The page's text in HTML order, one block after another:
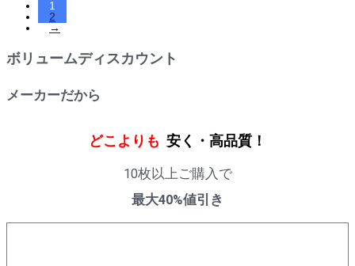
1
2
→
ボリュームディスカウント
メーカーだから
どこよりも 安く・高品質！
10枚以上ご購入で
最大40%値引き